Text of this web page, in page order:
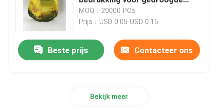
Koffieverpakkingszak
Gelamineerde Verpakkende Broodjes
snack
MOQ：20000 PCs
Prijs：USD 0.05-USD 0.15
Beste prijs Contacteer ons
Bekijk meer